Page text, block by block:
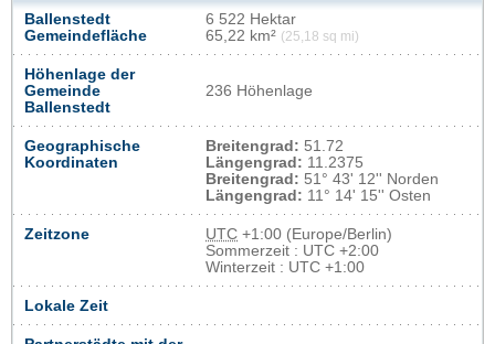
Ballenstedt
Gemeindefläche
6 522 Hektar
65,22 km² (25,18 sq mi)
Höhenlage der
Gemeinde
Ballenstedt
236 Höhenlage
Geographische
Koordinaten
Breitengrad: 51.72
Längengrad: 11.2375
Breitengrad: 51° 43' 12'' Norden
Längengrad: 11° 14' 15'' Osten
Zeitzone UTC +1:00 (Europe/Berlin)
Sommerzeit : UTC +2:00
Winterzeit : UTC +1:00
Lokale Zeit